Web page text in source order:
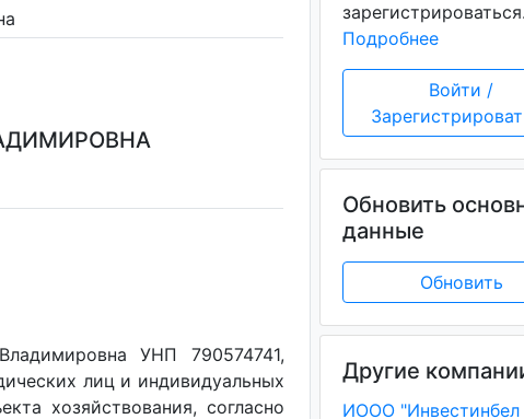
УНП 790574741,
лиц и индивидуальных
хозяйствования, согласно
Подробнее
Войти /
Обновить
данные
Обновить
Другие